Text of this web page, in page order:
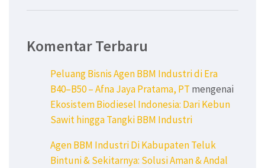
Komentar Terbaru
Peluang Bisnis Agen BBM Industri di Era
B40–B50 – Afna Jaya Pratama, PT mengenai
Ekosistem Biodiesel Indonesia: Dari Kebun
Sawit hingga Tangki BBM Industri
Agen BBM Industri Di Kabupaten Teluk
Bintuni & Sekitarnya: Solusi Aman & Andal